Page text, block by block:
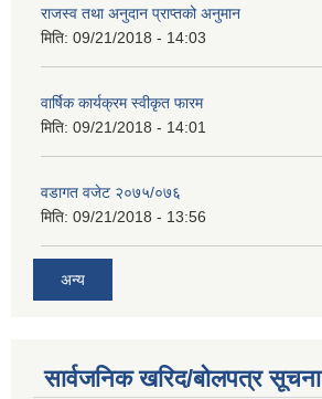
राजस्व तथा अनुदान प्राप्तको अनुमान
मिति: 09/21/2018 - 14:03
वार्षिक कार्यक्रम स्वीकृत फारम
मिति: 09/21/2018 - 14:01
वडागत वजेट २०७५/०७६
मिति: 09/21/2018 - 13:56
अन्य
सार्वजनिक खरिद/बोलपत्र सूचना